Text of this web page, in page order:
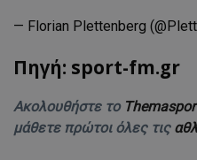
— Florian Plettenberg
Πηγή: sport-fm.gr
Ακολουθήστε το
μάθετε πρώτοι όλες τις